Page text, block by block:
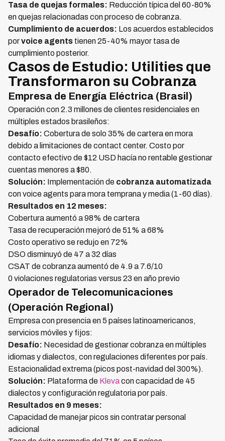
Tasa de quejas formales: Reducción típica del 60-80%
en quejas relacionadas con proceso de cobranza.
Cumplimiento de acuerdos: Los acuerdos establecidos
porvoice agents tienen 25-40% mayor tasa de
cumplimiento posterior.
Casos de Estudio: Utilities que
Transformaron su Cobranza
Empresa de Energía Eléctrica (Brasil)
Operación con 2.3 millones de clientes residenciales en
múltiples estados brasileños:
Desafío: Cobertura de solo 35% de cartera en mora
debido a limitaciones de contact center. Costo por
contacto efectivo de $12 USD hacía no rentable gestionar
cuentas menores a $80.
Solución: Implementación de cobranza automatizada
con voice agents para mora temprana y media (1-60 días).
Resultados en 12 meses:
Cobertura aumentó a 98% de cartera
Tasa de recuperación mejoró de 51% a 68%
Costo operativo se redujo en 72%
DSO disminuyó de 47 a 32 días
CSAT de cobranza aumentó de 4.9 a 7.6/10
0 violaciones regulatorias versus 23 en año previo
Operador de Telecomunicaciones
(Operación Regional)
Empresa con presencia en 5 países latinoamericanos,
servicios móviles y fijos:
Desafío: Necesidad de gestionar cobranza en múltiples
idiomas y dialectos, con regulaciones diferentes por país.
Estacionalidad extrema (picos post-navidad del 300%).
Solución: Plataforma de Klevacon capacidad de 45
dialectos y configuración regulatoria por país.
Resultados en 9 meses:
Capacidad de manejar picos sin contratar personal
adicional